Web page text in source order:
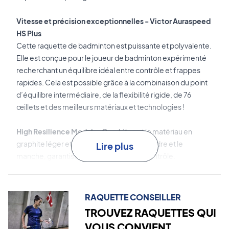
Vitesse et précision exceptionnelles - Victor Auraspeed
HS Plus
Cette raquette de badminton est puissante et polyvalente.
Elle est conçue pour le joueur de badminton expérimenté
recherchant un équilibre idéal entre contrôle et frappes
rapides. Cela est possible grâce à la combinaison du point
d’équilibre intermédiaire, de la flexibilité rigide, de 76
œillets et des meilleurs matériaux et technologies !
High Resilience Modulus Graphiteest le matériau en
graphite léger et résistant utilisé pour le cadre et le
manche, garantissant durabilité et bon contrôle.
améliore la stabilité et le transfert de puissance de la
raquette, offrant plus de puissance et de précision.
Lire plus
RAQUETTE CONSEILLER
TROUVEZ RAQUETTES QUI